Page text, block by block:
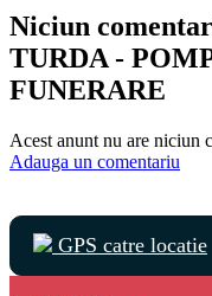
Niciun
TURDA -
FUNERARE
Acest anunt nu are niciun
Adauga un comentariu
GPS catre locatie